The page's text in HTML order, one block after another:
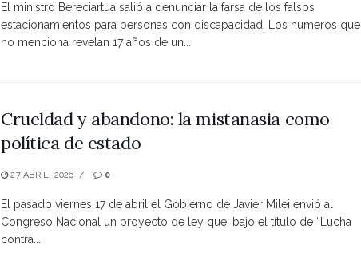
El ministro Bereciartua salió a denunciar la farsa de los falsos
estacionamientos para personas con discapacidad. Los numeros que
no menciona revelan 17 años de un...
Crueldad y abandono: la mistanasia como
política de estado
27 ABRIL, 2026 0
El pasado viernes 17 de abril el Gobierno de Javier Milei envió al
Congreso Nacional un proyecto de ley que, bajo el título de “Lucha
contra...